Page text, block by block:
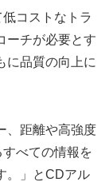
コストなトラ
ーチが必要とす
に品質の向上に
、距離や高強度
べての情報を
。」とCDアル